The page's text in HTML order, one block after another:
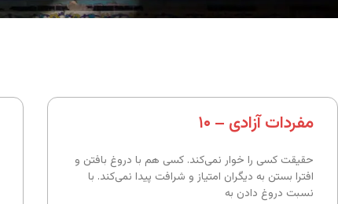
مفردات آزادی – ۱۰
حقیقت کسی را خوار نمی‌کند. کسی هم با دروغ بافتن و
افترا بستن به دیگران امتیاز و شرافت پیدا نمی‌کند. با
نسبت دروغ دادن به